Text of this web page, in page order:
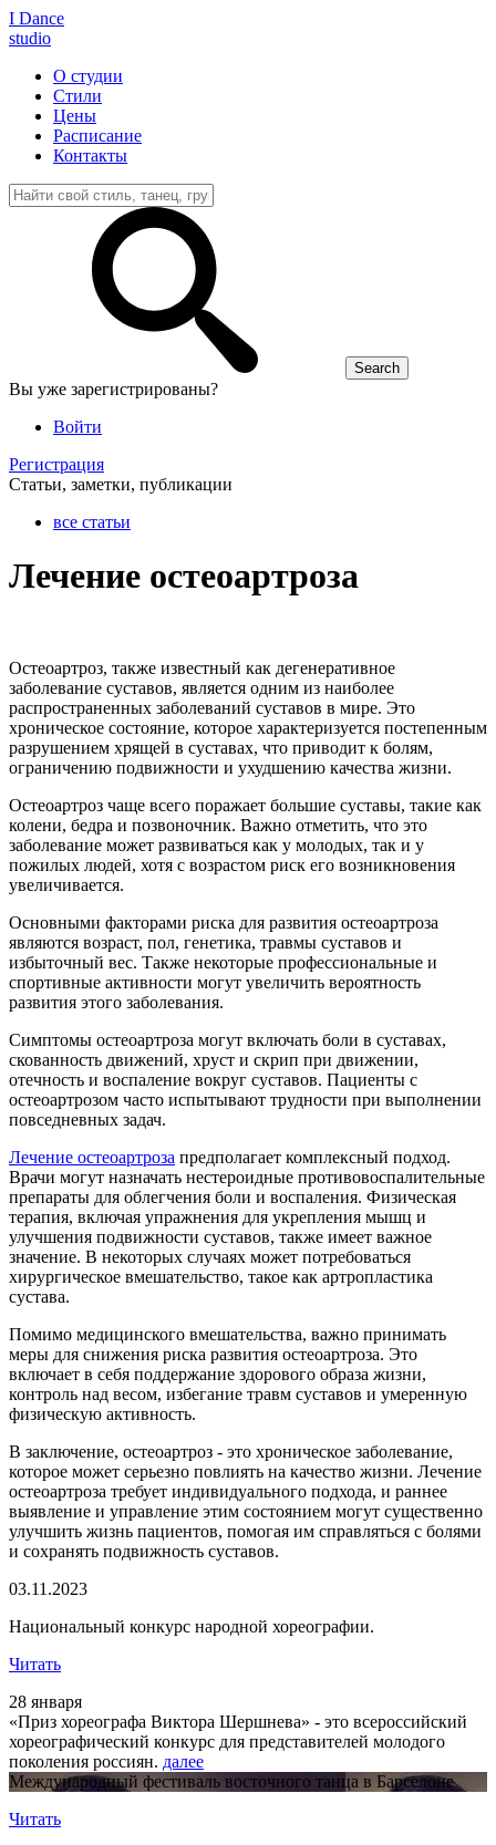
I Dance
studio
О студии
Стили
Цены
Расписание
Контакты
Вы уже зарегистрированы?
Войти
Регистрация
Статьи, заметки, публикации
все статьи
Лечение остеоартроза
Остеоартроз, также известный как дегенеративное
заболевание суставов, является одним из наиболее
распространенных заболеваний суставов в мире. Это
хроническое состояние, которое характеризуется постепенным
разрушением хрящей в суставах, что приводит к болям,
ограничению подвижности и ухудшению качества жизни.
Остеоартроз чаще всего поражает большие суставы, такие как
колени, бедра и позвоночник. Важно отметить, что это
заболевание может развиваться как у молодых, так и у
пожилых людей, хотя с возрастом риск его возникновения
увеличивается.
Основными факторами риска для развития остеоартроза
являются возраст, пол, генетика, травмы суставов и
избыточный вес. Также некоторые профессиональные и
спортивные активности могут увеличить вероятность
развития этого заболевания.
Симптомы остеоартроза могут включать боли в суставах,
скованность движений, хруст и скрип при движении,
отечность и воспаление вокруг суставов. Пациенты с
остеоартрозом часто испытывают трудности при выполнении
повседневных задач.
Лечение остеоартроза предполагает комплексный подход.
Врачи могут назначать нестероидные противовоспалительные
препараты для облегчения боли и воспаления. Физическая
терапия, включая упражнения для укрепления мышц и
улучшения подвижности суставов, также имеет важное
значение. В некоторых случаях может потребоваться
хирургическое вмешательство, такое как артропластика
сустава.
Помимо медицинского вмешательства, важно принимать
меры для снижения риска развития остеоартроза. Это
включает в себя поддержание здорового образа жизни,
контроль над весом, избегание травм суставов и умеренную
физическую активность.
В заключение, остеоартроз - это хроническое заболевание,
которое может серьезно повлиять на качество жизни. Лечение
остеоартроза требует индивидуального подхода, и раннее
выявление и управление этим состоянием могут существенно
улучшить жизнь пациентов, помогая им справляться с болями
и сохранять подвижность суставов.
03.11.2023
Национальный конкурс народной хореографии.
Читать
28 января
«Приз хореографа Виктора Шершнева» - это всероссийский
хореографический конкурс для представителей молодого
поколения россиян. далее
Международный фестиваль восточного танца в Барселоне
Читать